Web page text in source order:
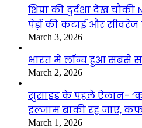
शिप्रा की दुर्दशा देख
पेड़ों की कटाई और सीवरेज
March 3, 2026
भारत में लॉन्च हुआ सबसे
March 2, 2026
सुसाइड के पहले ऐलान-
इल्जाम बाकी रह जाए,
March 1, 2026